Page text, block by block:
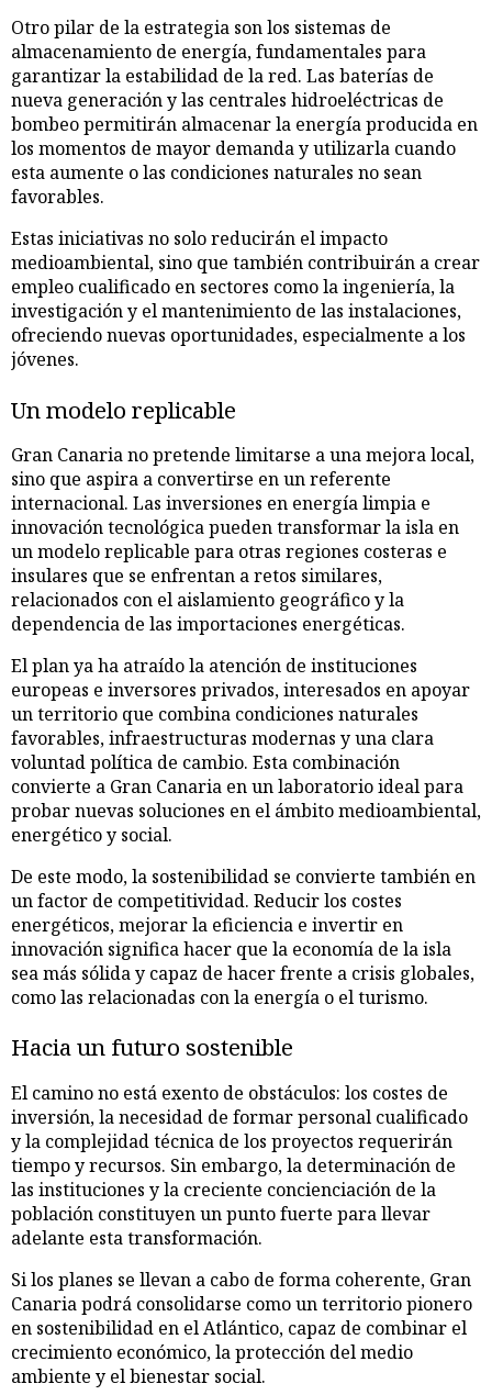
Otro pilar de la estrategia son los sistemas de
almacenamiento de energía, fundamentales para
garantizar la estabilidad de la red. Las baterías de
nueva generación y las centrales hidroeléctricas de
bombeo permitirán almacenar la energía producida en
los momentos de mayor demanda y utilizarla cuando
esta aumente o las condiciones naturales no sean
favorables.
Estas iniciativas no solo reducirán el impacto
medioambiental, sino que también contribuirán a crear
empleo cualificado en sectores como la ingeniería, la
investigación y el mantenimiento de las instalaciones,
ofreciendo nuevas oportunidades, especialmente a los
jóvenes.
Un modelo replicable
Gran Canaria no pretende limitarse a una mejora local,
sino que aspira a convertirse en un referente
internacional. Las inversiones en energía limpia e
innovación tecnológica pueden transformar la isla en
un modelo replicable para otras regiones costeras e
insulares que se enfrentan a retos similares,
relacionados con el aislamiento geográfico y la
dependencia de las importaciones energéticas.
El plan ya ha atraído la atención de instituciones
europeas e inversores privados, interesados en apoyar
un territorio que combina condiciones naturales
favorables, infraestructuras modernas y una clara
voluntad política de cambio. Esta combinación
convierte a Gran Canaria en un laboratorio ideal para
probar nuevas soluciones en el ámbito medioambiental,
energético y social.
De este modo, la sostenibilidad se convierte también en
un factor de competitividad. Reducir los costes
energéticos, mejorar la eficiencia e invertir en
innovación significa hacer que la economía de la isla
sea más sólida y capaz de hacer frente a crisis globales,
como las relacionadas con la energía o el turismo.
Hacia un futuro sostenible
El camino no está exento de obstáculos: los costes de
inversión, la necesidad de formar personal cualificado
y la complejidad técnica de los proyectos requerirán
tiempo y recursos. Sin embargo, la determinación de
las instituciones y la creciente concienciación de la
población constituyen un punto fuerte para llevar
adelante esta transformación.
Si los planes se llevan a cabo de forma coherente, Gran
Canaria podrá consolidarse como un territorio pionero
en sostenibilidad en el Atlántico, capaz de combinar el
crecimiento económico, la protección del medio
ambiente y el bienestar social.